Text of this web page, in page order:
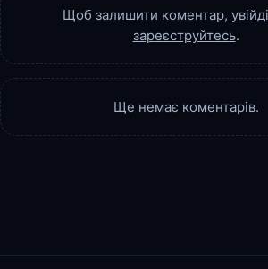
Щоб залишити коментар,
зареєструйтесь.
Ще немає коментарів.